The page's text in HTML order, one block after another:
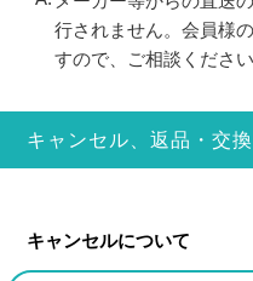
行されません。会員様
すので、ご相談ください
キャンセル、返品・交
キャンセルについて